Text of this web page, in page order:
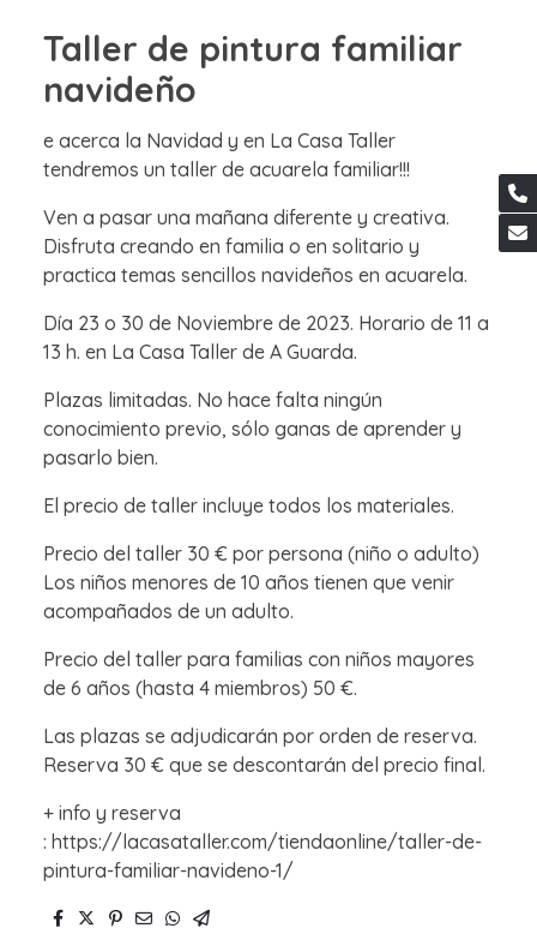
Taller de pintura familiar
navideño
e acerca la Navidad y en La Casa Taller
tendremos un taller de acuarela familiar!!!
Ven a pasar una mañana diferente y creativa.
Disfruta creando en familia o en solitario y
practica temas sencillos navideños en acuarela.
Día 23 o 30 de Noviembre de 2023. Horario de 11 a
13 h. en La Casa Taller de A Guarda.
Plazas limitadas. No hace falta ningún
conocimiento previo, sólo ganas de aprender y
pasarlo bien.
El precio de taller incluye todos los materiales.
Precio del taller 30 € por persona (niño o adulto)
Los niños menores de 10 años tienen que venir
acompañados de un adulto.
Precio del taller para familias con niños mayores
de 6 años (hasta 4 miembros) 50 €.
Las plazas se adjudicarán por orden de reserva.
Reserva 30 € que se descontarán del precio final.
+ info y reserva
: https://lacasataller.com/tiendaonline/taller-de-
pintura-familiar-navideno-1/